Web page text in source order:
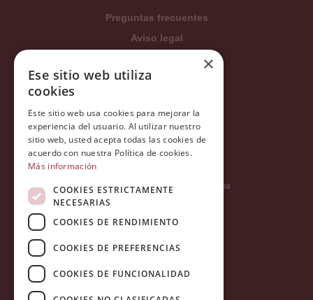
Preguntas frecuentes
Aviso legal
Condiciones generales
Política de privacidad
Política Integrada
Tratamiento de datos
Carrer del Duc, 12 - 08002 Barcelona
×
Ese sitio web utiliza
cookies
Este sitio web usa cookies para mejorar la
experiencia del usuario. Al utilizar nuestro
sitio web, usted acepta todas las cookies de
acuerdo con nuestra Política de cookies.
Más información
COOKIES ESTRICTAMENTE
NECESARIAS
COOKIES DE RENDIMIENTO
COOKIES DE PREFERENCIAS
COOKIES DE FUNCIONALIDAD